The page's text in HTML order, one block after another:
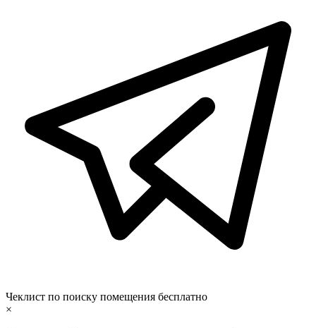
Чеклист по поиску помещения бесплатно
×